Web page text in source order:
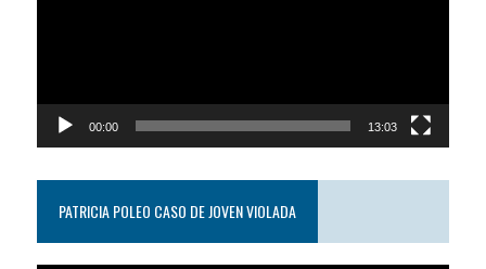
00:00 13:03
PATRICIA POLEO CASO DE JOVEN VIOLADA